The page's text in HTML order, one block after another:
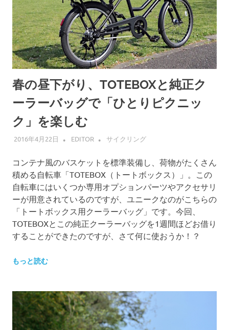
春の昼下がり、TOTEBOXと純正ク
ーラーバッグで「ひとりピクニッ
ク」を楽しむ
2016年4月22日 EDITOR サイクリング
コンテナ風のバスケットを標準装備し、荷物がたくさん
積める自転車「TOTEBOX（トートボックス）」。この
自転車にはいくつか専用オプションパーツやアクセサリ
ーが用意されているのですが、ユニークなのがこちらの
「トートボックス用クーラーバッグ」です。今回、
TOTEBOXとこの純正クーラーバッグを1週間ほどお借り
することができたのですが、さて何に使おうか！？
もっと読む